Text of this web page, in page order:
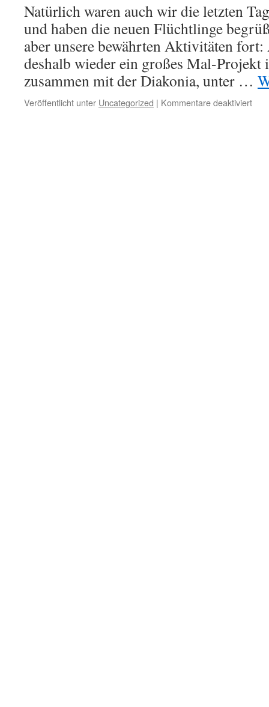
Natürlich waren auch wir die letzten
und haben die neuen Flüchtlinge
aber unsere bewährten Aktivitäten fort:
deshalb wieder ein großes Mal-
zusammen mit der Diakonia, unter …
Veröffentlicht unter Uncategorized | Kommentare deaktiviert